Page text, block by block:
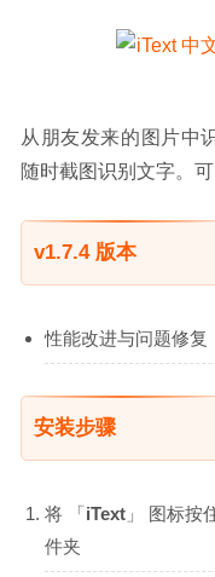
从朋友发来的图片中
随时截图识别文字。
v1.7.4 版本
性能改进与问题修复
安装步骤
将 「iText 」 图标按
件夹